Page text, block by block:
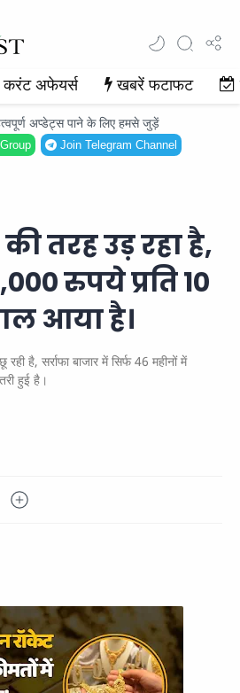
करंट अफेयर्स खबरें फटाफट
अप्डेट्स पाने के लिए हमसे जुड़ें
Join Telegram Channel
तरह उड़ रहा है,
रुपये प्रति 10
आया है।
है, सर्राफा बाजार में सिर्फ 46 महीनों में
हुई है।